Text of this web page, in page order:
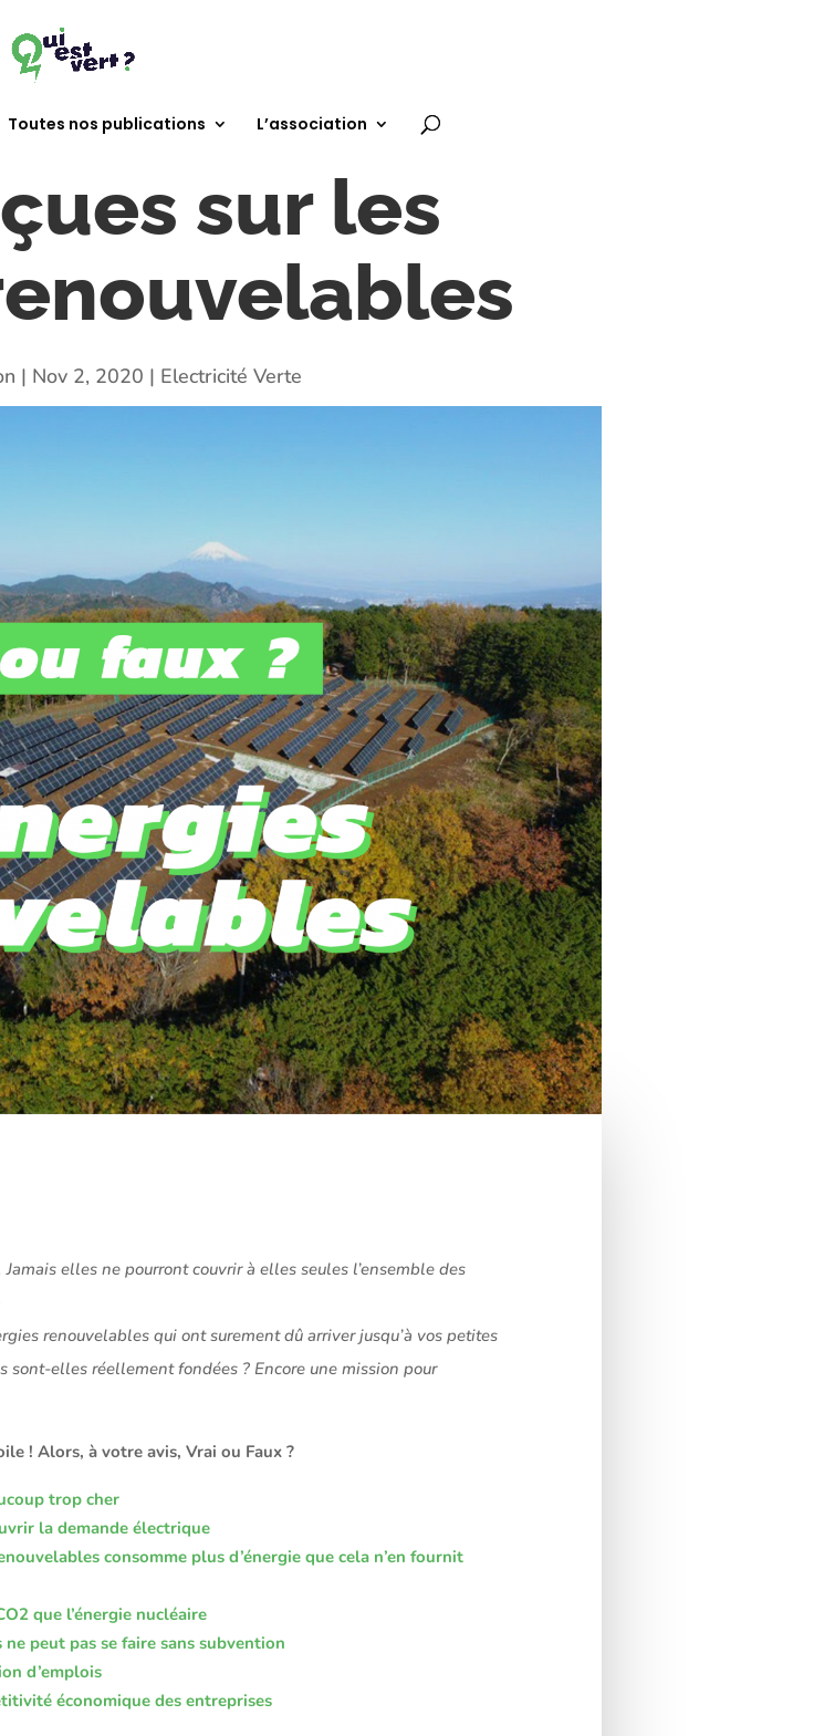
Toutes nos publications L’association
sur les
| Nov 2, 2020 | Electricité Verte
Jamais elles ne pourront couvrir à elles seules l’ensemble des
renouvelables qui ont surement dû arriver jusqu’à vos petites
elles réellement fondées ? Encore une mission pour
! Alors, à votre avis, Vrai ou Faux ?
trop cher
la demande électrique
consomme plus d’énergie que cela n’en fournit
que l’énergie nucléaire
peut pas se faire sans subvention
d’emplois
économique des entreprises